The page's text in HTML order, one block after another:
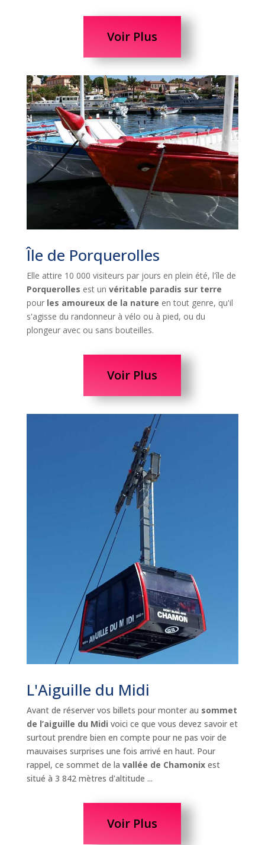
Voir Plus
Île de Porquerolles
Elle attire 10 000 visiteurs par jours en plein été, l'île de
Porquerolles est un véritable paradis sur terre
pour les amoureux de la nature en tout genre, qu'il
s'agisse du randonneur à vélo ou à pied, ou du
plongeur avec ou sans bouteilles.
Voir Plus
L'Aiguille du Midi
Avant de réserver vos billets pour monter au sommet
de l’aiguille du Midi voici ce que vous devez savoir et
surtout prendre bien en compte pour ne pas voir de
mauvaises surprises une fois arrivé en haut. Pour
rappel, ce sommet de la vallée de Chamonixest
situé à 3 842 mètres d'altitude ...
Voir Plus